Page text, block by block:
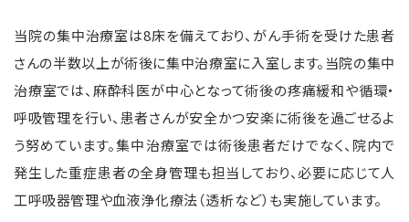
当院の集中治療室は8床を備えており、がん手術を受けた患者
さんの半数以上が術後に集中治療室に入室します。当院の集中
治療室では、麻酔科医が中心となって術後の疼痛緩和や循環・
呼吸管理を行い、患者さんが安全かつ安楽に術後を過ごせるよ
う努めています。集中治療室では術後患者だけでなく、院内で
発生した重症患者の全身管理も担当しており、必要に応じて人
工呼吸器管理や血液浄化療法（透析など）も実施しています。